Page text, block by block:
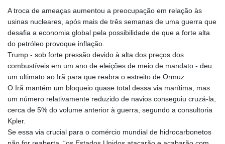
A troca de ameaças aumentou a preocupação em relação às
usinas nucleares, após mais de três semanas de uma guerra que
desafia a economia global pela possibilidade de que a forte alta
do petróleo provoque inflação.
Trump - sob forte pressão devido à alta dos preços dos
combustíveis em um ano de eleições de meio de mandato - deu
um ultimato ao Irã para que reabra o estreito de Ormuz.
O Irã mantém um bloqueio quase total dessa via marítima, mas
um número relativamente reduzido de navios conseguiu cruzá-la,
cerca de 5% do volume anterior à guerra, segundo a consultoria
Kpler.
Se essa via crucial para o comércio mundial de hidrocarbonetos